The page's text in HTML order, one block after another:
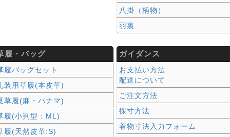
八掛（柄物）
羽裏
履・バッグ
履バッグセット
装用草履(本皮革)
草履(麻・パナマ)
履(小判型：ML)
履(天然皮革:S)
ガイダンス
お支払い方法
配送について
ご注文方法
採寸方法
着物寸法入力フォーム